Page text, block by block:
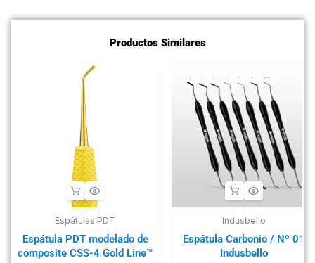
Productos Similares
Espátulas PDT
Espátula PDT modelado de
composite CSS-4 Gold Line™
Indusbello
Espátula Carbonio / Nº 01
Indusbello